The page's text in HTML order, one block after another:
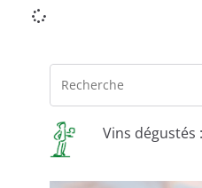
Vins dégustés